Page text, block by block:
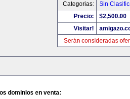
Categorias:
Sin
Precio:
$2,500.00
Visitar!
Serán consideradas
dominios en venta: